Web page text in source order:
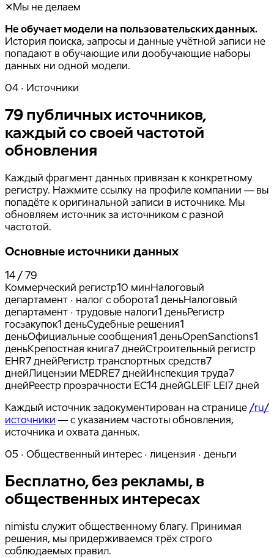
✕Мы не делаем
Не обучает модели на пользовательских данных.
История поиска, запросы и данные учётной записи не
попадают в обучающие или дообучающие наборы
данных ни одной модели.
04 · Источники
79 публичных источников,
каждый со своей частотой
обновления
Каждый фрагмент данных привязан к конкретному
регистру. Нажмите ссылку на профиле компании — вы
попадёте к оригинальной записи в источнике. Мы
обновляем источник за источником с разной
частотой.
Основные источники данных
14/ 79
Коммерческий регистр10 минНалоговый
департамент · налог с оборота1 деньНалоговый
департамент · трудовые налоги1 деньРегистр
госзакупок1 деньСудебные решения1
деньОфициальные сообщения1 деньOpenSanctions1
деньКрепостная книга7 днейСтроительный регистр
EHR7 днейРегистр транспортных средств7
днейЛицензии MEDRE7 днейИнспекция труда7
днейРеестр прозрачности ЕС14 днейGLEIF LEI7 дней
Каждый источник задокументирован на странице /ru/
источники — с указанием частоты обновления,
источника и охвата данных.
05 · Общественный интерес · лицензия · деньги
Бесплатно, без рекламы, в
общественных интересах
nimistu служит общественному благу. Принимая
решения, мы придерживаемся трёх строго
соблюдаемых правил.